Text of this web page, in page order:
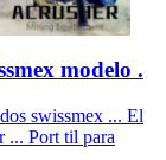
modelo .
swissmex ... El
... Port til para